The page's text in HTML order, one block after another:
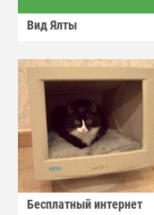
Вид Ялты
Бесплатный интернет